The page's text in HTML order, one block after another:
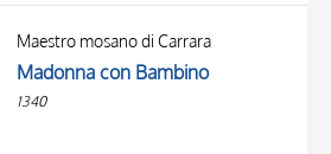
Maestro mosano di Carrara
Madonna con Bambino
1340